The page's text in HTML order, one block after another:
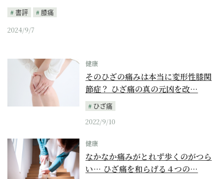
書評
膝痛
2024/9/7
健康
そのひざの痛みは本当に変形性膝関
節症？ ひざ痛の真の元凶を改…
ひざ痛
2022/9/10
健康
なかなか痛みがとれず歩くのがつら
い… ひざ痛を和らげる４つの…